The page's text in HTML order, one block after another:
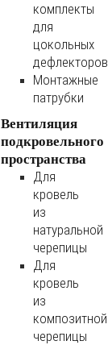
комплекты
для
цокольных
дефлекторов
Монтажные
патрубки
Вентиляция
подкровельного
пространства
Для
кровель
из
натуральной
черепицы
Для
кровель
из
композитной
черепицы